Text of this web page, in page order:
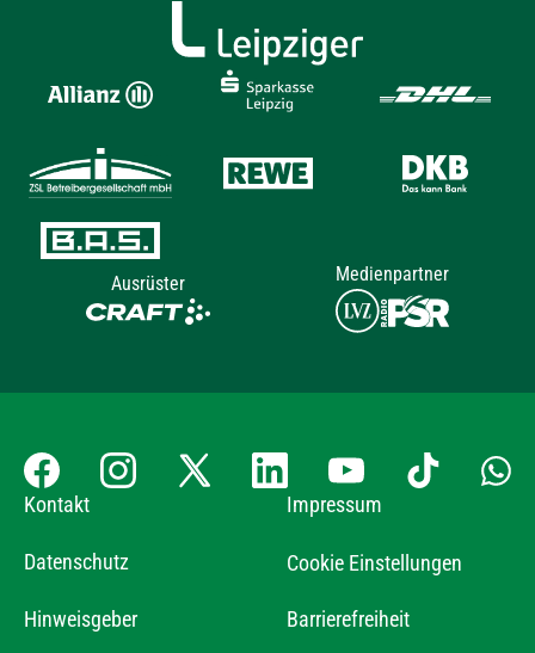
Ausrüster Medienpartner
Kontakt Impressum
Datenschutz Cookie Einstellungen
Hinweisgeber Barrierefreiheit